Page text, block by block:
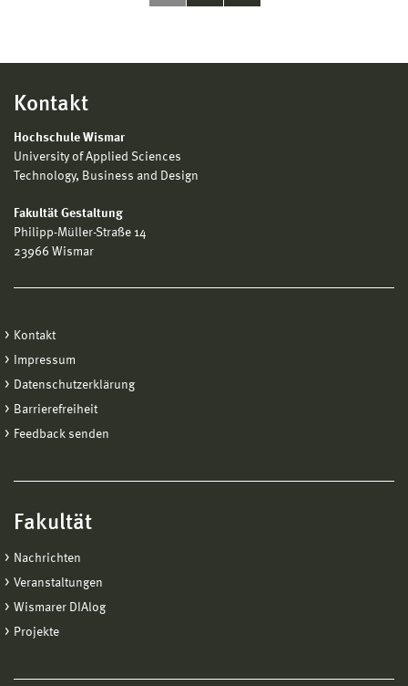
Kontakt
Hochschule Wismar
University of Applied Sciences
Technology, Business and Design
Fakultät Gestaltung
Philipp-Müller-Straße 14
23966 Wismar
Kontakt
Impressum
Datenschutzerklärung
Barrierefreiheit
Feedback senden
Fakultät
Nachrichten
Veranstaltungen
Wismarer DIAlog
Projekte